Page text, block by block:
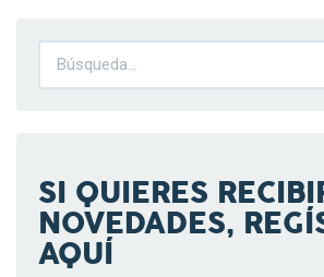
SI QUIERES
NOVEDADES,
AQUÍ